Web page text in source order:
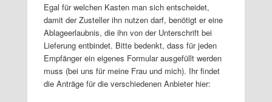
Egal für welchen Kasten man sich entscheidet,
damit der Zusteller ihn nutzen darf, benötigt er eine
Ablageerlaubnis, die ihn von der Unterschrift bei
Lieferung entbindet. Bitte bedenkt, dass für jeden
Empfänger ein eigenes Formular ausgefüllt werden
muss (bei uns für meine Frau und mich). Ihr findet
die Anträge für die verschiedenen Anbieter hier: